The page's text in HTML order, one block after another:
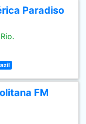
Paradiso
FM